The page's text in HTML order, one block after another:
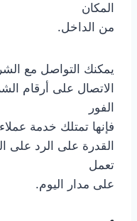
المكان
من الداخل.
يمكنك التواصل مع
الاتصال على أرقام
الفور
فإنها تمتلك خدمة
القدرة على الرد
تعمل
على مدار اليوم.